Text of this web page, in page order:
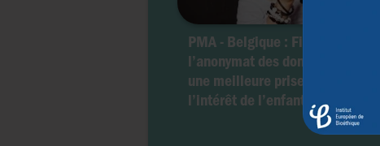
PMA - Belgique : Fin de
l’anonymat des donneurs...pour
une meilleure prise en compte de
l’intérêt de l’enfant ?